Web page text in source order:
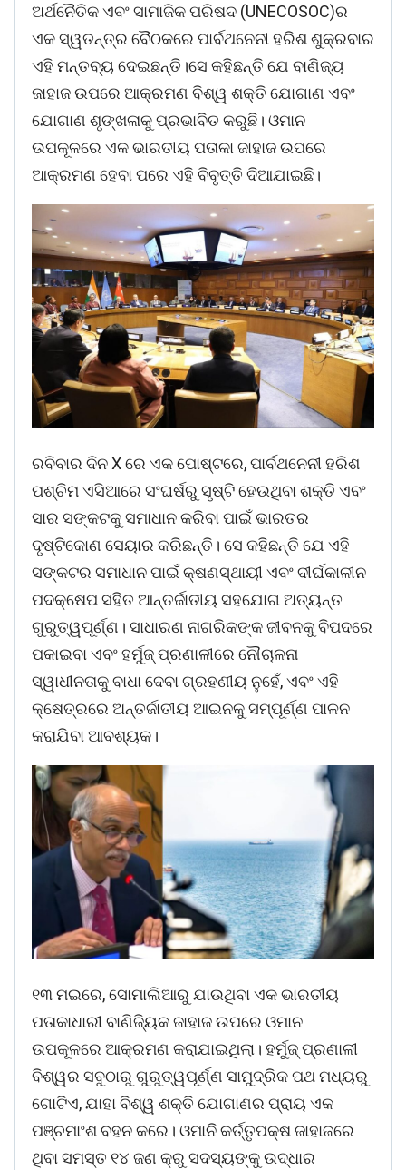
ଅର୍ଥନୈତିକ ଏବଂ ସାମାଜିକ ପରିଷଦ (UNECOSOC)ର
ଏକ ସ୍ୱତନ୍ତ୍ର ବୈଠକରେ ପାର୍ବଥନେନୀ ହରିଶ ଶୁକ୍ରବାର
ଏହି ମନ୍ତବ୍ୟ ଦେଇଛନ୍ତି।ସେ କହିଛନ୍ତି ଯେ ବାଣିଜ୍ୟ
ଜାହାଜ ଉପରେ ଆକ୍ରମଣ ବିଶ୍ୱ ଶକ୍ତି ଯୋଗାଣ ଏବଂ
ଯୋଗାଣ ଶୃଙ୍ଖଳାକୁ ପ୍ରଭାବିତ କରୁଛି। ଓମାନ
ଉପକୂଳରେ ଏକ ଭାରତୀୟ ପତାକା ଜାହାଜ ଉପରେ
ଆକ୍ରମଣ ହେବା ପରେ ଏହି ବିବୃତ୍ତି ଦିଆଯାଇଛି।
ରବିବାର ଦିନ X ରେ ଏକ ପୋଷ୍ଟରେ, ପାର୍ବଥନେନୀ ହରିଶ
ପଶ୍ଚିମ ଏସିଆରେ ସଂଘର୍ଷରୁ ସୃଷ୍ଟି ହେଉଥିବା ଶକ୍ତି ଏବଂ
ସାର ସଙ୍କଟକୁ ସମାଧାନ କରିବା ପାଇଁ ଭାରତର
ଦୃଷ୍ଟିକୋଣ ସେୟାର କରିଛନ୍ତି। ସେ କହିଛନ୍ତି ଯେ ଏହି
ସଙ୍କଟର ସମାଧାନ ପାଇଁ କ୍ଷଣସ୍ଥାୟୀ ଏବଂ ଦୀର୍ଘକାଳୀନ
ପଦକ୍ଷେପ ସହିତ ଆନ୍ତର୍ଜାତୀୟ ସହଯୋଗ ଅତ୍ୟନ୍ତ
ଗୁରୁତ୍ୱପୂର୍ଣ୍ଣ। ସାଧାରଣ ନାଗରିକଙ୍କ ଜୀବନକୁ ବିପଦରେ
ପକାଇବା ଏବଂ ହର୍ମୁଜ୍ ପ୍ରଣାଳୀରେ ନୌଚାଳନା
ସ୍ୱାଧୀନତାକୁ ବାଧା ଦେବା ଗ୍ରହଣୀୟ ନୁହେଁ, ଏବଂ ଏହି
କ୍ଷେତ୍ରରେ ଅନ୍ତର୍ଜାତୀୟ ଆଇନକୁ ସମ୍ପୂର୍ଣ୍ଣ ପାଳନ
କରାଯିବା ଆବଶ୍ୟକ।
୧୩ ମଇରେ, ସୋମାଲିଆରୁ ଯାଉଥିବା ଏକ ଭାରତୀୟ
ପତାକାଧାରୀ ବାଣିଜ୍ୟିକ ଜାହାଜ ଉପରେ ଓମାନ
ଉପକୂଳରେ ଆକ୍ରମଣ କରାଯାଇଥିଲା। ହର୍ମୁଜ୍ ପ୍ରଣାଳୀ
ବିଶ୍ୱର ସବୁଠାରୁ ଗୁରୁତ୍ୱପୂର୍ଣ୍ଣ ସାମୁଦ୍ରିକ ପଥ ମଧ୍ୟରୁ
ଗୋଟିଏ, ଯାହା ବିଶ୍ୱ ଶକ୍ତି ଯୋଗାଣର ପ୍ରାୟ ଏକ
ପଞ୍ଚମାଂଶ ବହନ କରେ। ଓମାନି କର୍ତ୍ତୃପକ୍ଷ ଜାହାଜରେ
ଥିବା ସମସ୍ତ ୧୪ ଜଣ କ୍ରୁ ସଦସ୍ୟଙ୍କୁ ଉଦ୍ଧାର